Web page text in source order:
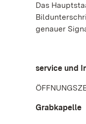
Das
genauer
service und
Grabkapelle